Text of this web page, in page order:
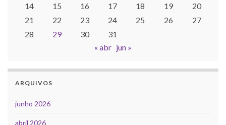
14
15 16 17 18 19
20
21
22 23 24 25 26
27
28
29 30
31
« abr jun »
ARQUIVOS
junho 2026
abril 2026